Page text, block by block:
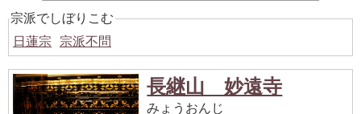
宗派でしぼりこむ
日蓮宗
宗派不問
長継山 妙遠寺
みょうおんじ